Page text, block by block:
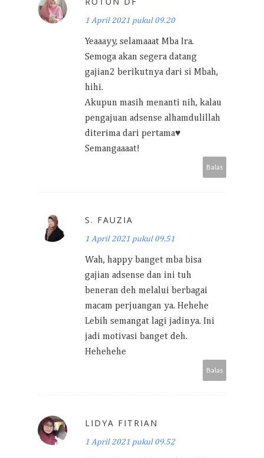
1 April 2021 pukul 09.20
Yeaaayy, selamaaat Mba Ira.
Semoga akan segera datang
gajian2 berikutnya dari si Mbah,
hihi.
Akupun masih menanti nih, kalau
pengajuan adsense alhamdulillah
diterima dari pertama♥️
Semangaaaat!
Balas
S. FAUZIA
1 April 2021 pukul 09.51
Wah, happy banget mba bisa
gajian adsense dan ini tuh
beneran deh melalui berbagai
macam perjuangan ya. Hehehe
Lebih semangat lagi jadinya. Ini
jadi motivasi banget deh.
Hehehehe
Balas
LIDYA FITRIAN
1 April 2021 pukul 09.52